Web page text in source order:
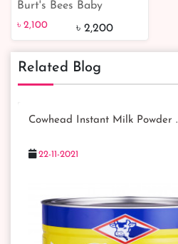
Burt's Bees Baby
Dusting Powder
৳ 2,100 ৳ 2,200
Related Blog
Cowhead Instant Milk Powder .
22-11-2021